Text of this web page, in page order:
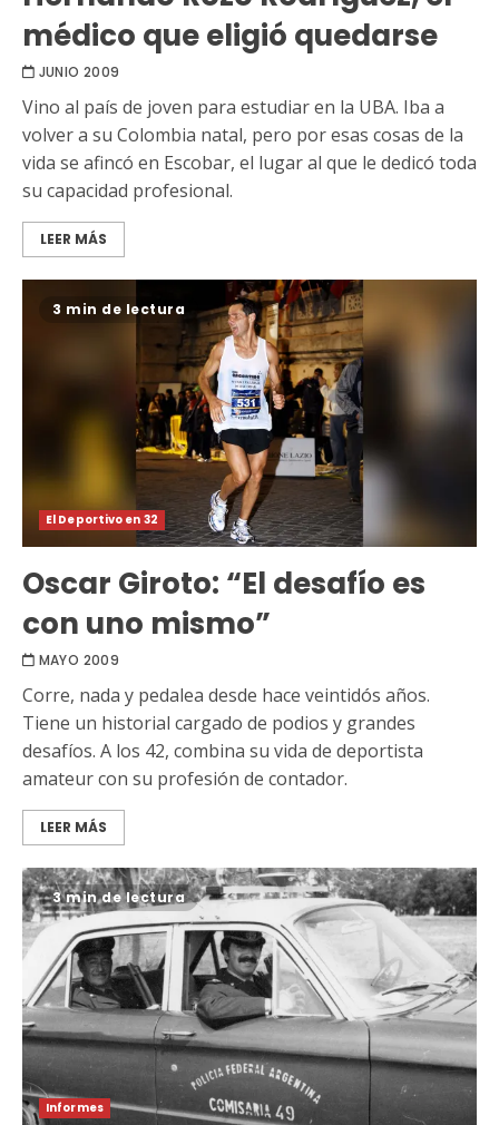
médico que eligió quedarse
JUNIO 2009
Vino al país de joven para estudiar en la UBA. Iba a
volver a su Colombia natal, pero por esas cosas de la
vida se afincó en Escobar, el lugar al que le dedicó toda
su capacidad profesional.
LEER MÁS
3 min de lectura
El Deportivo en 32
Oscar Giroto: “El desafío es
con uno mismo”
MAYO 2009
Corre, nada y pedalea desde hace veintidós años.
Tiene un historial cargado de podios y grandes
desafíos. A los 42, combina su vida de deportista
amateur con su profesión de contador.
LEER MÁS
3 min de lectura
Informes